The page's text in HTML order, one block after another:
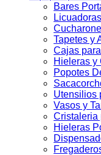
Bares
Tapetes y
Cajas
Hieleras y
Popotes
Utensilios
Vasos y
Cristaleria
Hieleras